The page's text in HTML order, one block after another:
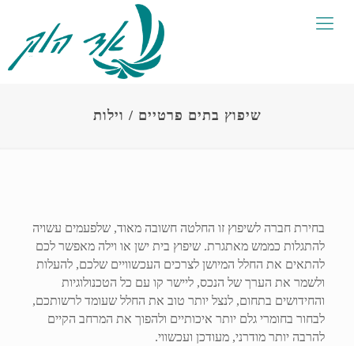
שיפוץ בתים פרטיים / וילות
בחירת חברה לשיפוץ זו החלטה חשובה מאוד, שלפעמים עשויה
להתגלות כממש מאתגרת. שיפוץ בית ישן או וילה מאפשר לכם
להתאים את החלל המיושן לצרכים העכשוויים שלכם, להעלות
ולשמר את הערך של הנכס, ליישר קו עם כל הטכנולוגיות
והחידושים בתחום, לנצל יותר טוב את החלל שעומד לרשותכם,
לבחור בחומרי גלם יותר איכותיים ולהפוך את המרחב הקיים
להרבה יותר מודרני, מעודכן ועכשווי.